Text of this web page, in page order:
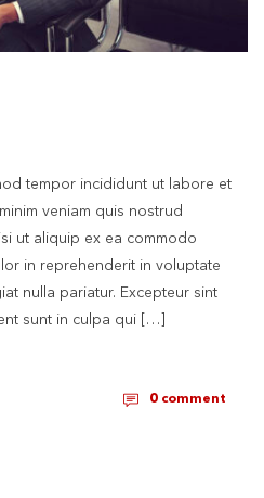
tempor incididunt ut labore et
veniam quis nostrud
ut aliquip ex ea commodo
in reprehenderit in voluptate
nulla pariatur. Excepteur sint
sunt in culpa qui […]
0 comment